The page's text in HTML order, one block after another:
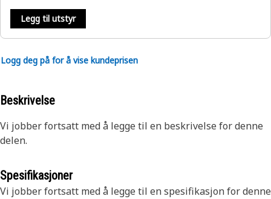
Legg til utstyr
Logg deg på for å vise kundeprisen
Beskrivelse
Vi jobber fortsatt med å legge til en beskrivelse for denne
delen.
Spesifikasjoner
Vi jobber fortsatt med å legge til en spesifikasjon for denne